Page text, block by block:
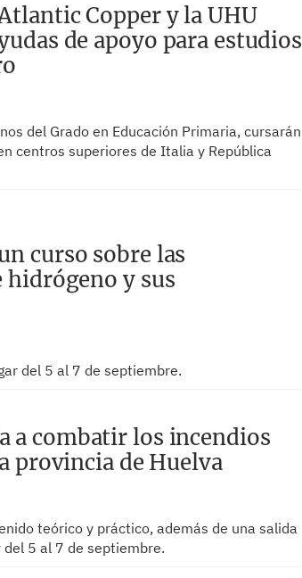
Copper y la UHU
de apoyo para estudios
del Grado en Educación Primaria, cursarán
centros superiores de Italia y República
curso sobre las
hidrógeno y sus
del 5 al 7 de septiembre.
a combatir los incendios
provincia de Huelva
teórico y práctico, además de una salida
5 al 7 de septiembre.